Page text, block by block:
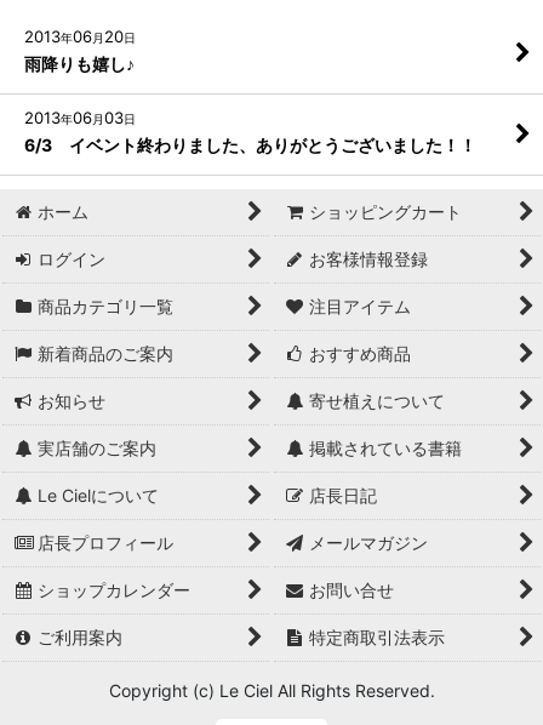
2013年06月 20日
雨降りも嬉し♪
2013年06月03日
6/3 イベント終わりました、ありがとうございました！！
ホーム ショッピングカート
ログイン お客様情報登録
商品カテゴリ一覧 注目アイテム
新着商品のご案内 おすすめ商品
お知らせ 寄せ植えについて
実店舗のご案内 掲載されている書籍
Le Cielについて 店長日記
店長プロフィール メールマガジン
ショップカレンダー お問い合せ
ご利用案内 特定商取引法表示
Copyright (c) Le Ciel All Rights Reserved.